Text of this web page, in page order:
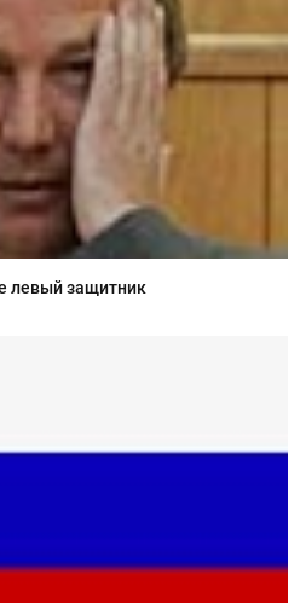
левый защитник